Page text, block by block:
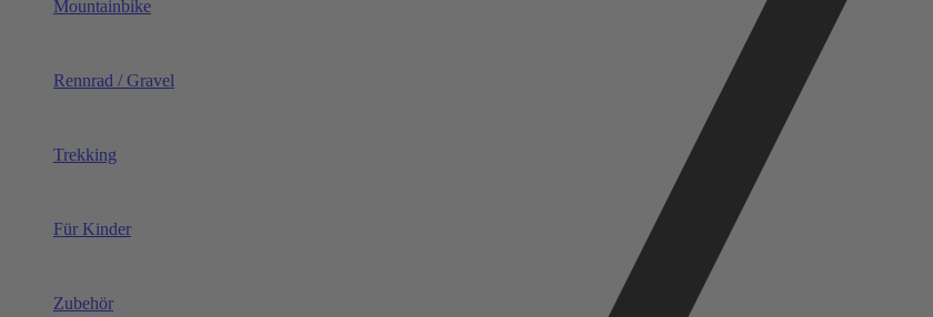
Mountainbike
Rennrad / Gravel
Trekking
Für Kinder
Zubehör